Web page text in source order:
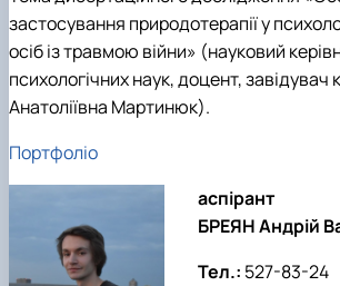
застосування природотерапії у
осіб із травмою війни» (науковий
психологічних наук, доцент, завідувач
Анатоліївна Мартинюк).
Портфоліо
аспірант
БРЕЯН Андрій
Тел.: 527-83-24